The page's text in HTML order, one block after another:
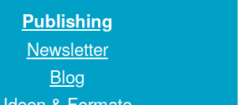
Publishing
Newsletter
Blog